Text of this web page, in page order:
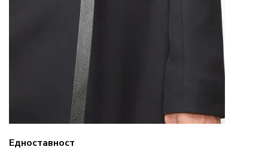
Едноставност